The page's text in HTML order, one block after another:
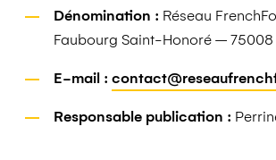
Dénomination : Réseau
Faubourg Saint-Honoré – 75008
E-mail :
Responsable publication :